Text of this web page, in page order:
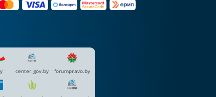
center.gov.by forumpravo.by